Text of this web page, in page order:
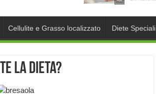
Cellulite e Grasso localizzato Diete Speciali
la dieta?